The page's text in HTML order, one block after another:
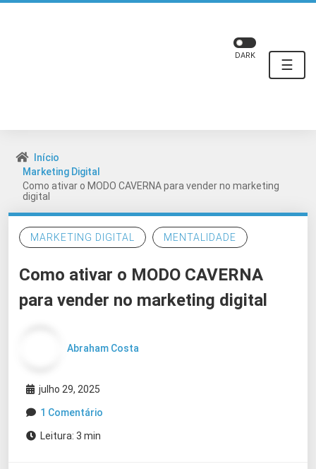
☰
DARK
Início
Marketing Digital
Como ativar o MODO CAVERNA para vender no marketing
digital
MARKETING DIGITAL MENTALIDADE
Como ativar o MODO CAVERNA
para vender no marketing digital
Abraham Costa
julho 29, 2025
1 Comentário
Leitura: 3 min